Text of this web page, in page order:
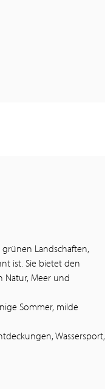
Landschaften,
ist. Sie bietet den
Natur, Meer und
Sommer, milde
Wassersport,